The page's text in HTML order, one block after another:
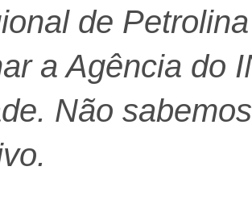
de
a Agência do
Não